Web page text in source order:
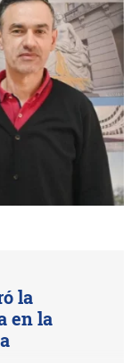
la
en la